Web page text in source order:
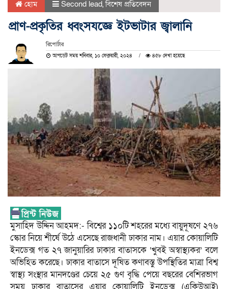
হোম Second lead,বিশেষ প্রতিবেদন
প্রাণ-প্রকৃতির ধ্বংসযজ্ঞে ইটভাটার জ্বালানি
রিপোর্টার
আপডেট সময় শনিবার, ১০ ফেব্রুয়ারী, ২০২৪ ৪৫৮ দেখা হয়েছে
মুসাহিদ উদ্দিন আহমদ:- বিশ্বের ১১০টি শহরের মধ্যে বায়ুদূষণে ২৭৬
স্কোর নিয়ে শীর্ষে উঠে এসেছে রাজধানী ঢাকার নাম। এয়ার কোয়ালিটি
ইনডেক্স গত ২৭ জানুয়ারির ঢাকার বাতাসকে ‘খুবই অস্বাস্থ্যকর’ বলে
অভিহিত করেছে। ঢাকার বাতাসে দূষিত কণাবস্তু উপস্থিতির মাত্রা বিশ্ব
স্বাস্থ্য সংস্থার মানদণ্ডের চেয়ে ২৫ গুণ বৃদ্ধি পেয়ে বছরের বেশিরভাগ